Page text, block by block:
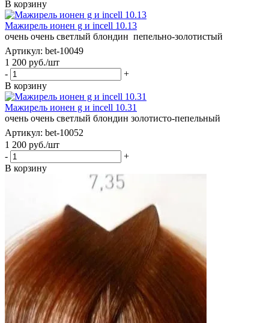
В корзину
Мажирель ионен g и incell 10.13
очень очень светлый блондин пепельно-золотистый
Артикул: bet-10049
1 200 руб./шт
-
+
В корзину
Мажирель ионен g и incell 10.31
очень очень светлый блондин золотисто-пепельный
Артикул: bet-10052
1 200 руб./шт
-
+
В корзину